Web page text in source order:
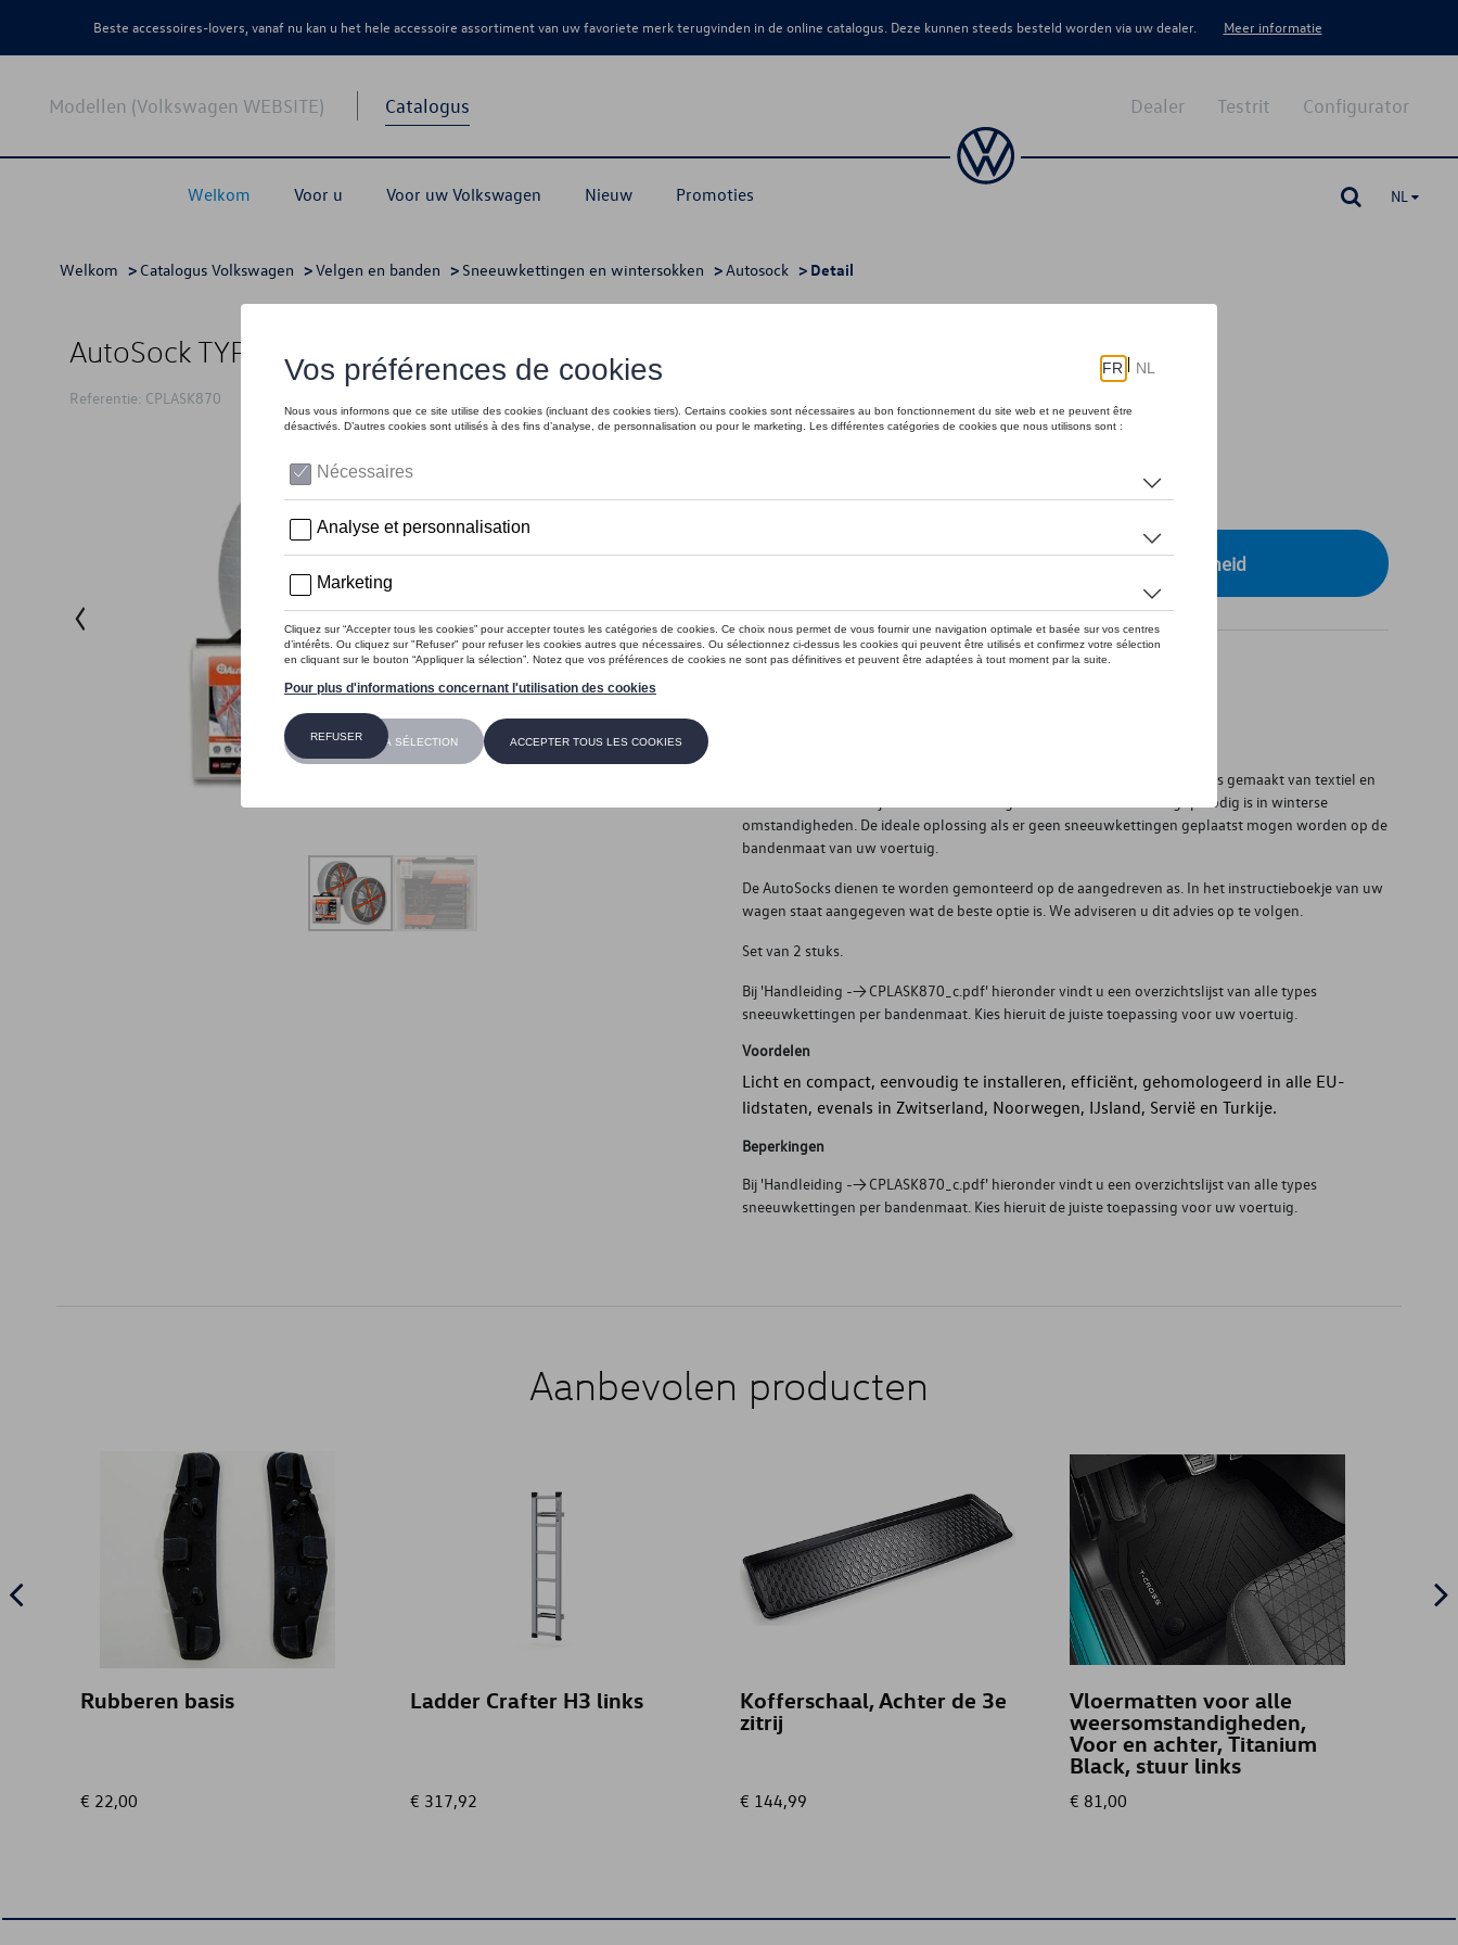
Beste accessoires-lovers, vanaf nu kan u het hele accessoire assortiment van uw favoriete merk terugvinden in de online catalogus. Deze kunnen steeds besteld worden via uw dealer. Meer informatie
Modellen (Volkswagen WEBSITE) Catalogus
Welkom Voor u Voor uw Volkswagen Nieuw Promoties
Configurator
Testrit
Dealer
NL
Welkom > Catalogus Volkswagen >Velgen en banden > Sneeuwkettingen en wintersokken >Autosock > Detail
AutoSock TYPE 870
Referentie: CPLASK870
Dit product is momenteel niet op stock
Contacteer uw dealer voor beschikbaarheid
Introductie
AutoSock is de nieuwe generatie tractie-oplossingen voor de winter. Het is gemaakt van textiel en
wordt over de aandrijfwielen van auto's getrokken wanneer extra grip nodig is in winterse
omstandigheden. De ideale oplossing als er geen sneeuwkettingen geplaatst mogen worden op de
bandenmaat van uw voertuig.
De AutoSocks dienen te worden gemonteerd op de aangedreven as. In het instructieboekje van uw
wagen staat aangegeven wat de beste optie is. We adviseren u dit advies op te volgen.
Set van 2 stuks.
Bij 'Handleiding --> CPLASK870_c.pdf' hieronder vindt u een overzichtslijst van alle types
sneeuwkettingen per bandenmaat. Kies hieruit de juiste toepassing voor uw voertuig.
Voordelen
Licht en compact, eenvoudig te installeren, efficiënt, gehomologeerd in alle EU-
lidstaten, evenals in Zwitserland, Noorwegen, IJsland, Servië en Turkije.
Beperkingen
Bij 'Handleiding --> CPLASK870_c.pdf' hieronder vindt u een overzichtslijst van alle types
sneeuwkettingen per bandenmaat. Kies hieruit de juiste toepassing voor uw voertuig.
Aanbevolen producten
Rubberen basis
€ 22,00
Ladder Crafter H3 links
€ 317,92
Kofferschaal, Achter de 3e
zitrij
€ 144,99
Vloermatten voor alle
weersomstandigheden,
Voor en achter, Titanium
Black, stuur links
€ 81,00